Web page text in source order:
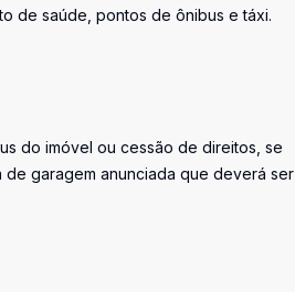
de saúde, pontos de ônibus e táxi.
do imóvel ou cessão de direitos, se
garagem anunciada que deverá ser